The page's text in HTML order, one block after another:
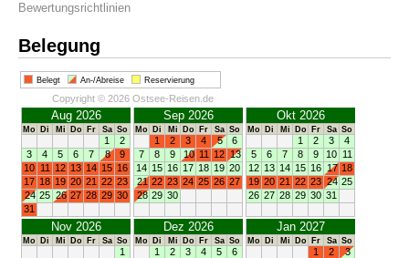
Bewertungsrichtlinien
Belegung
Belegt An-/Abreise Reservierung
Copyright © 2026 Ostsee-Reisen.de
Aug 2026
Mo Di Mi Do Fr Sa So
1
2
3
4 5 6 7 8
9
10 11 12 13 14 15 16
17 18 19 20 21 22 23
24 25 26 27 28 29 30
31
Sep 2026
Mo Di Mi Do Fr Sa So
1 2 3 4 5
6
7
8 9 10 11 12 13
14 15 16 17 18 19 20
21 22 23 24 25 26 27
28 29 30
Okt 2026
Mo Di Mi Do Fr Sa So
1 2 3
4
5
6 7 8 9 10 11
12 13 14 15 16 17 18
19 20 21 22 23 24 25
26 27 28 29 30 31
Nov 2026
Mo Di Mi Do Fr Sa So
1
Dez 2026
Mo Di Mi Do Fr Sa So
1 2 3 4 5
6
Jan 2027
Mo Di Mi Do Fr Sa So
1 2
3